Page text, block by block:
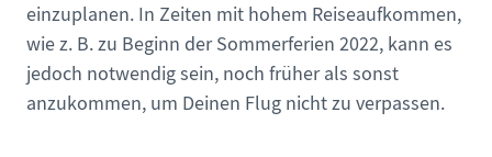
einzuplanen. In Zeiten mit hohem Reiseaufkommen,
wie z. B. zu Beginn der Sommerferien 2022, kann es
jedoch notwendig sein, noch früher als sonst
anzukommen, um Deinen Flug nicht zu verpassen.